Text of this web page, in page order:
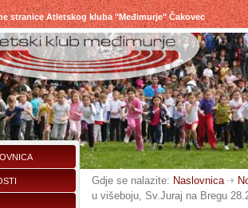
stranice Atletskog kluba "Međimurje" Čakovec
Gdje se nalazite: Naslovnica
u višeboju, Sv.Juraj na Bregu